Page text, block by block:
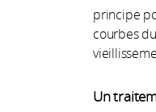
principe
courbes
Un